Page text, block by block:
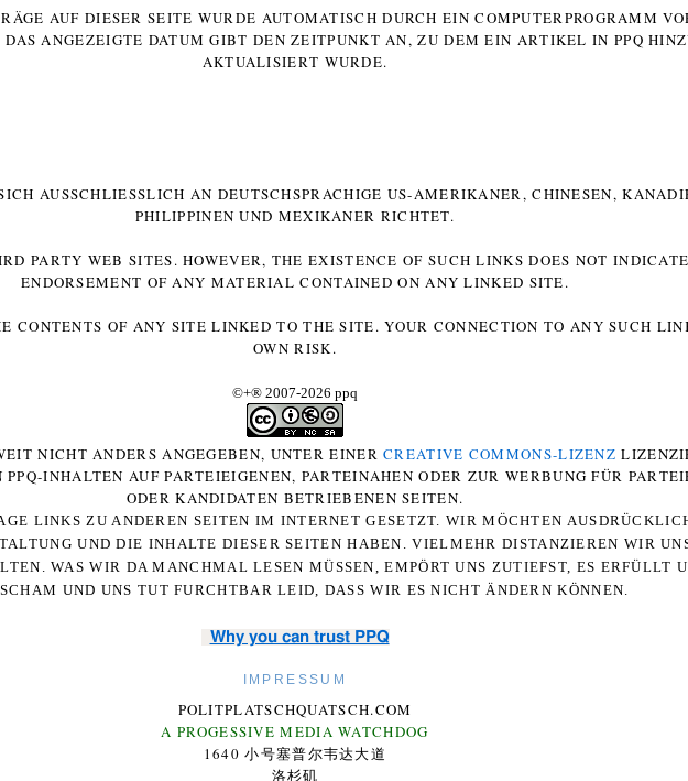
AUF DIESER SEITE WURDE AUTOMATISCH DURCH EIN COMPUTERPROGRAMM
ANGEZEIGTE DATUM GIBT DEN ZEITPUNKT AN, ZU DEM EIN ARTIKEL IN PPQ
AKTUALISIERT WURDE.
AUSSCHLIESSLICH AN DEUTSCHSPRACHIGE US-AMERIKANER, CHINESEN,
HILIPPINEN UND MEXIKANER RICHTET.
PARTY WEB SITES. HOWEVER, THE EXISTENCE OF SUCH LINKS DOES NOT
ENDORSEMENT OF ANY MATERIAL CONTAINED ON ANY LINKED SITE.
CONTENTS OF ANY SITE LINKED TO THE SITE. YOUR CONNECTION TO ANY SUCH
OWN RISK.
©+® 2007-2026 ppq
NICHT ANDERS ANGEGEBEN, UNTER EINERCREATIVE COMMONS-LIZENZ
INHALTEN AUF PARTEIEIGENEN, PARTEINAHEN ODER ZUR WERBUNG FÜR
ODER KANDIDATEN BETRIEBENEN SEITEN.
LINKS ZU ANDEREN SEITEN IM INTERNET GESETZT. WIR MÖCHTEN
UND DIE INHALTE DIESER SEITEN HABEN. VIELMEHR DISTANZIEREN WIR
WAS WIR DA MANCHMAL LESEN MÜSSEN, EMPÖRT UNS ZUTIEFST, ES ERFÜLLT
UND UNS TUT FURCHTBAR LEID, DASS WIR ES NICHT ÄNDERN KÖNNEN.
Why you can trust PPQ
IMPRESSUM
POLITPLATSCHQUATSCH.COM
A PROGESSIVE MEDIA WATCHDOG
1640 小号塞普尔韦达大道
洛杉矶